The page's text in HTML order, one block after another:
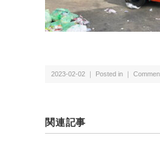
2023-02-02 ｜ Posted in ｜
関連記事